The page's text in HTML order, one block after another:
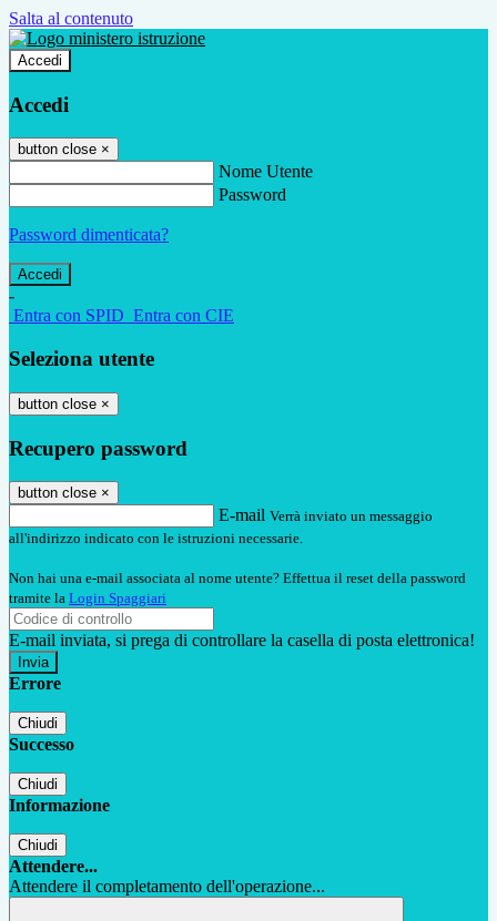
Salta al contenuto
Accedi
Accedi
button close ×
Nome Utente
Password
Password dimenticata?
-
Entra con SPID Entra con CIE
Seleziona utente
button close ×
Recupero password
button close ×
E-mail Verrà inviato un messaggio
all'indirizzo indicato con le istruzioni necessarie.
Non hai una e-mail associata al nome utente? Effettua il reset della password
tramite la Login Spaggiari
E-mail inviata, si prega di controllare la casella di posta elettronica!
Errore
Chiudi
Successo
Chiudi
Informazione
Chiudi
Attendere...
Attendere il completamento dell'operazione...